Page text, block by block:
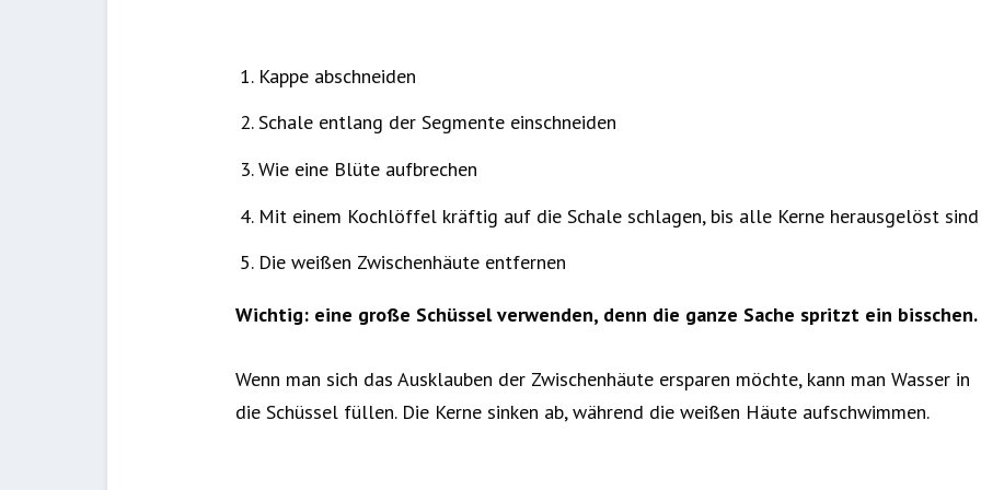
Kappe abschneiden
Schale entlang der Segmente einschneiden
Wie eine Blüte aufbrechen
Mit einem Kochlöffel kräftig auf die Schale schlagen, bis alle Kerne herausgelöst sind
Die weißen Zwischenhäute entfernen
Wichtig: eine große Schüssel verwenden, denn die ganze Sache spritzt ein bisschen.
Wenn man sich das Ausklauben der Zwischenhäute ersparen möchte, kann man Wasser in
die Schüssel füllen. Die Kerne sinken ab, während die weißen Häute aufschwimmen.